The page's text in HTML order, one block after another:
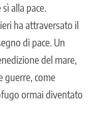
sì alla pace.
ha attraversato il
di pace. Un
del mare,
guerre, come
ormai diventato